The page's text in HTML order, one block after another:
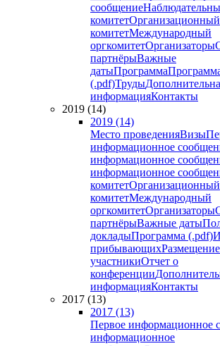
сообщение
комитетОрганизационный
комитетМеждународный
оргкомитетОрганизаторы
партнёрыВажные
датыПрограмма
(.pdf)Труды
информацияКонтакты
2019 (14)
2019 (14)
Место проведенияВизы
информационное
информационное
информационное
комитетОрганизационный
комитетМеждународный
оргкомитетОрганизаторы
партнёрыВажные даты
докладыПрограмма (.pdf)
прибывающихРазмещение
участникиОтчет о
конференции
информацияКонтакты
2017 (13)
2017 (13)
Первое информационное
информационное